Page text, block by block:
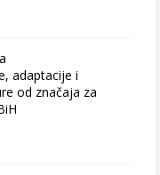
adaptacije i
od značaja za